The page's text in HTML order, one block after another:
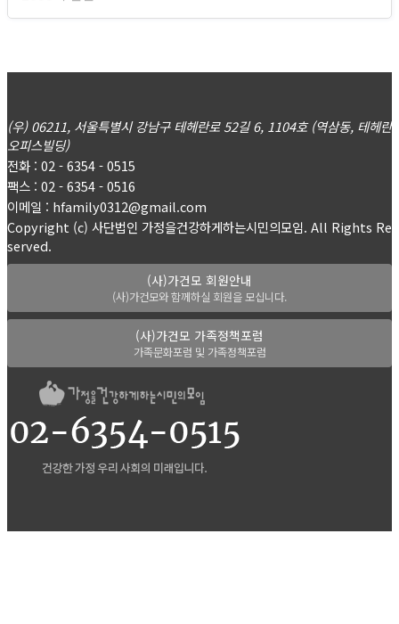
(우) 06211, 서울특별시 강남구 테헤란로 52길 6, 1104호 (역삼동, 테헤란
오피스빌딩)
전화 : 02 - 6354 - 0515
팩스 : 02 - 6354 - 0516
이메일 : hfamily0312@gmail.com
Copyright (c) 사단법인 가정을건강하게하는시민의모임. All Rights Re
served.
(사)가건모 회원안내
(사)가건모와 함께하실 회원을 모십니다.
(사)가건모 가족정책포럼
가족문화포럼 및 가족정책포럼